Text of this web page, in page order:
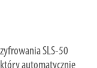
SLS-50
który automatycznie